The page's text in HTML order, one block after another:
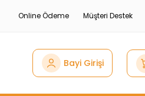
Online Ödeme Müşteri Destek
Bayi Girişi